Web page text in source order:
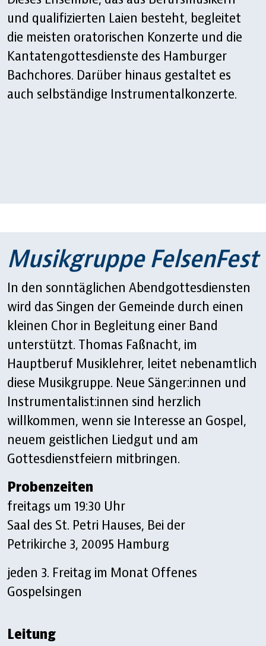
und qualifizierten Laien besteht, begleitet
die meisten oratorischen Konzerte und die
Kantatengottesdienste des Hamburger
Bachchores. Darüber hinaus gestaltet es
auch selbständige Instrumentalkonzerte.
Musikgruppe FelsenFest
In den sonntäglichen Abendgottesdiensten
wird das Singen der Gemeinde durch einen
kleinen Chor in Begleitung einer Band
unterstützt. Thomas Faßnacht, im
Hauptberuf Musiklehrer, leitet nebenamtlich
diese Musikgruppe. Neue Sänger:innen und
Instrumentalist:innen sind herzlich
willkommen, wenn sie Interesse an Gospel,
neuem geistlichen Liedgut und am
Gottesdienstfeiern mitbringen.
Probenzeiten
freitags um 19:30 Uhr
Saal des St. Petri Hauses, Bei der
Petrikirche 3, 20095 Hamburg
jeden 3. Freitag im Monat Offenes
Gospelsingen
Leitung